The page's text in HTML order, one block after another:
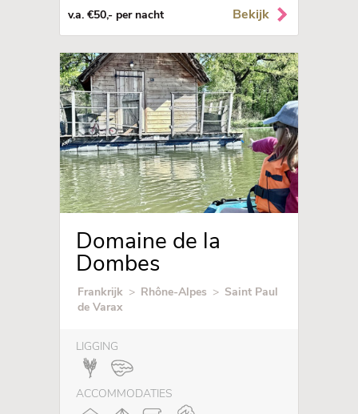
v.a. €50,- per nacht Bekijk
Domaine de la
Dombes
Frankrijk > Rhône-Alpes > Saint Paul
de Varax
LIGGING
ACCOMMODATIES